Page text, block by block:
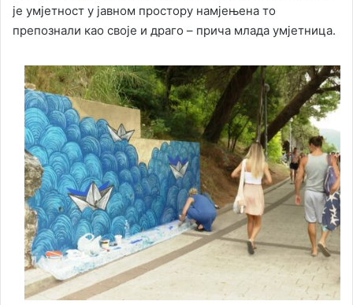
је умјетност у јавном простору намјењена то
препознали као своје и драго – прича млада умјетница.